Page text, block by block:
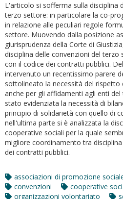
L'articolo si sofferma sulla disciplina
terzo settore: in particolare la co-
in relazione alle peculiari regole
settore. Muovendo dalla posizione
giurisprudenza della Corte di
disciplina delle convenzioni del
con il codice dei contratti pubblici.
intervenuto un recentissimo parere
sottolineato la necessità del rispetto
anche per gli affidamenti agli enti
stato evidenziata la necessità di
principio di solidarietà con quello di
nell'ultima parte si è analizzata la
cooperative sociali per la quale
migliore coordinamento tra
dei contratti pubblici.
associazioni di promozione
convenzioni
cooperative
organizzazioni volontariato